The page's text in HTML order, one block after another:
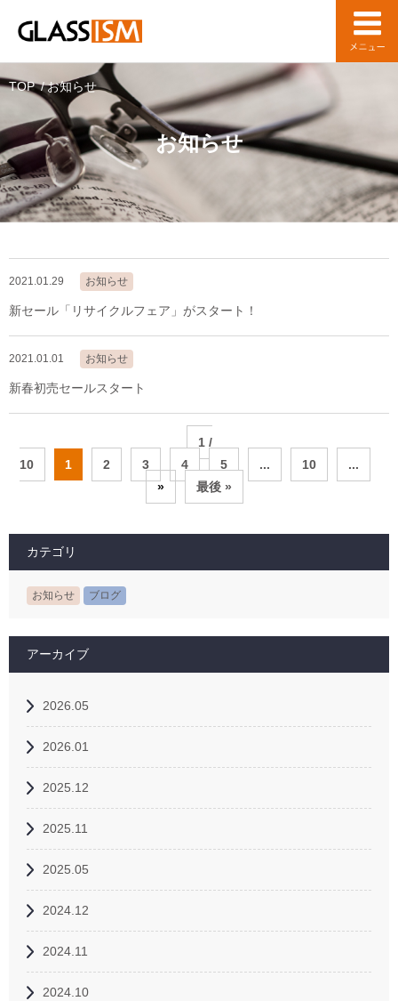
お知らせ
TOP お知らせ
2021.01.29 お知らせ
新セール「リサイクルフェア」がスタート！
2021.01.01 お知らせ
新春初売セールスタート
1 /
10
1 2 3 4 5 ... 10
...
»
最後 »
カテゴリ
お知らせ ブログ
アーカイブ
2026.05
2026.01
2025.12
2025.11
2025.05
2024.12
2024.11
2024.10